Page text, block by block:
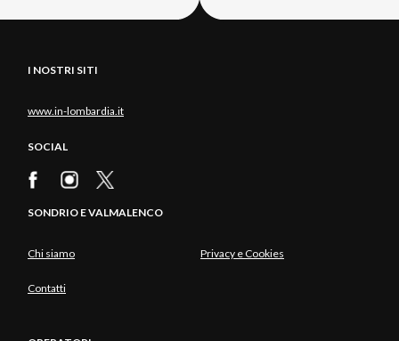
I NOSTRI SITI
www.in-lombardia.it
SOCIAL
SONDRIO E VALMALENCO
Chi siamo Privacy e Cookies
Contatti